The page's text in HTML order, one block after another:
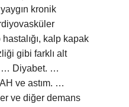
kronik
kalp kapak
gibi farklı alt
… Diyabet. …
ve astım. …
ve diğer demans